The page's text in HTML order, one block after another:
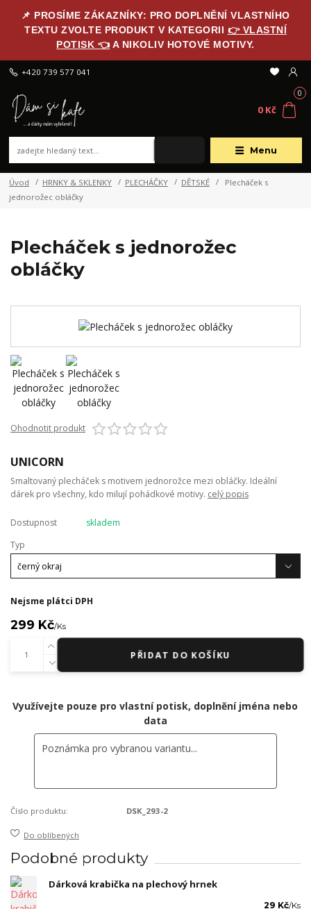
📌 PROSÍME ZÁKAZNÍKY: PRO DOPLNĚNÍ VLASTNÍHO
TEXTU ZVOLTE PRODUKT V KATEGORII 👉 VLASTNÍ
POTISK 👈 A NIKOLIV HOTOVÉ MOTIVY.
Menu
+420 739 577 041
0
0 Kč
Úvod HRNKY & SKLENKY PLECHÁČKY DĚTSKÉ
Plecháček s
jednorožec obláčky
Plecháček s jednorožec
obláčky
Ohodnotit produkt
UNICORN
Smaltovaný plecháček s motivem jednorožce mezi obláčky. Ideální
dárek pro všechny, kdo milují pohádkové motivy. celý popis
Dostupnost
skladem
Typ
Nejsme plátci DPH
299 Kč/Ks
PŘIDAT DO KOŠÍKU
Využívejte pouze pro vlastní potisk, doplnění jména nebo
data
Číslo produktu: DSK_293-2
Do oblíbených
Podobné produkty
Dárková krabička na plechový hrnek
29 Kč/Ks